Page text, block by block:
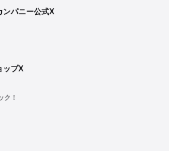
ンパニー公式X
ップX
ク！